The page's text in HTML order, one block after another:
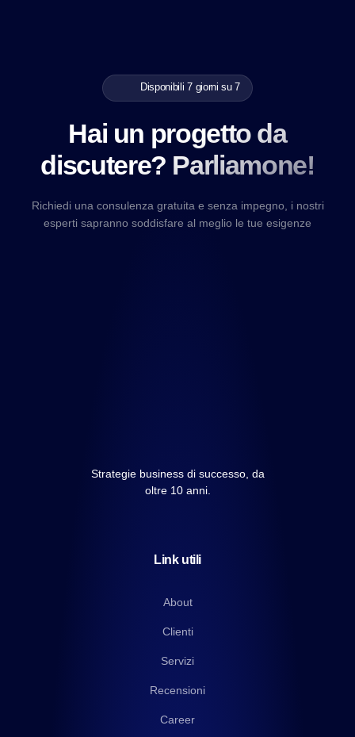
Disponibili 7 giorni su 7
Hai un progetto da
discutere? Parliamone!
Richiedi una consulenza gratuita e senza impegno, i nostri
esperti sapranno soddisfare al meglio le tue esigenze
Strategie business di successo, da
oltre 10 anni.
Link utili
About
Clienti
Servizi
Recensioni
Career